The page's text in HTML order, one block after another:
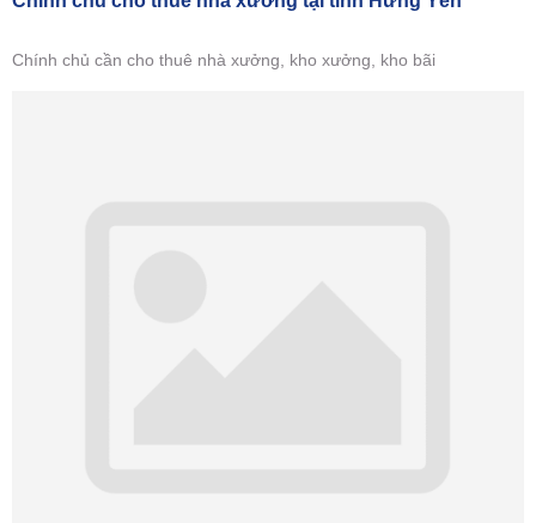
Chính chủ cần cho thuê nhà xưởng, kho xưởng, kho bãi